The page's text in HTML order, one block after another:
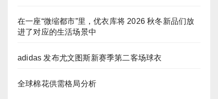
在一座“微缩都市”里，优衣库将 2026 秋冬新品们放
进了对应的生活场景中
adidas 发布尤文图斯新赛季第二客场球衣
全球棉花供需格局分析